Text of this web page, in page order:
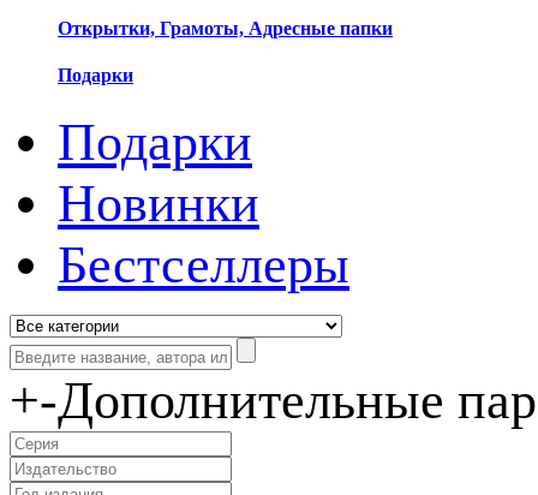
Открытки, Грамоты, Адресные папки
Подарки
Подарки
Новинки
Бестселлеры
+-Дополнительные